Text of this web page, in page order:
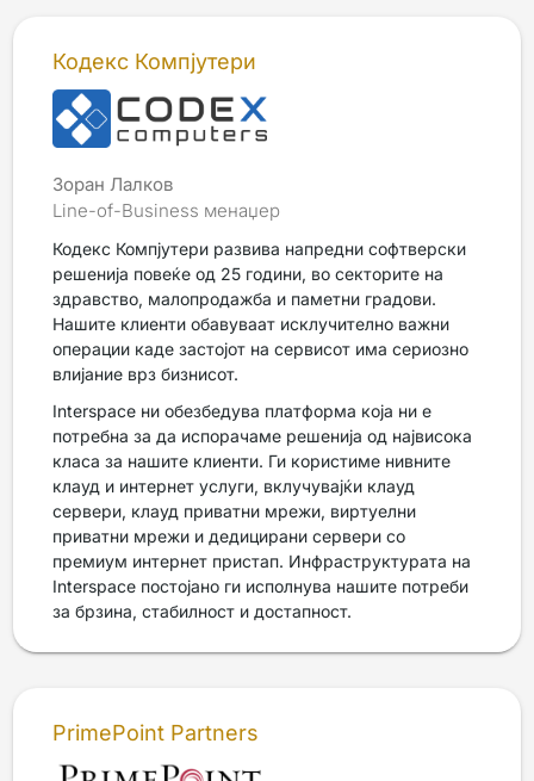
Кодекс Компјутери
Зоран Лалков
Line-of-Business менаџер
Кодекс Компјутери развива напредни софтверски
решенија повеќе од 25 години, во секторите на
здравство, малопродажба и паметни градови.
Нашите клиенти обавуваат исклучително важни
операции каде застојот на сервисот има сериозно
влијание врз бизнисот.
Interspace ни обезбедува платформа која ни е
потребна за да испорачаме решенија од највисока
класа за нашите клиенти. Ги користиме нивните
клауд и интернет услуги, вклучувајќи клауд
сервери, клауд приватни мрежи, виртуелни
приватни мрежи и дедицирани сервери со
премиум интернет пристап. Инфраструктурата на
Interspace постојано ги исполнува нашите потреби
за брзина, стабилност и достапност.
PrimePoint Partners